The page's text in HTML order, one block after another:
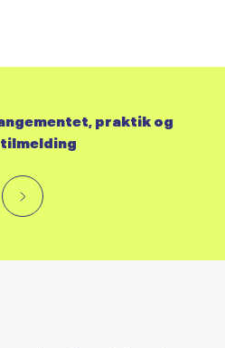
praktik og